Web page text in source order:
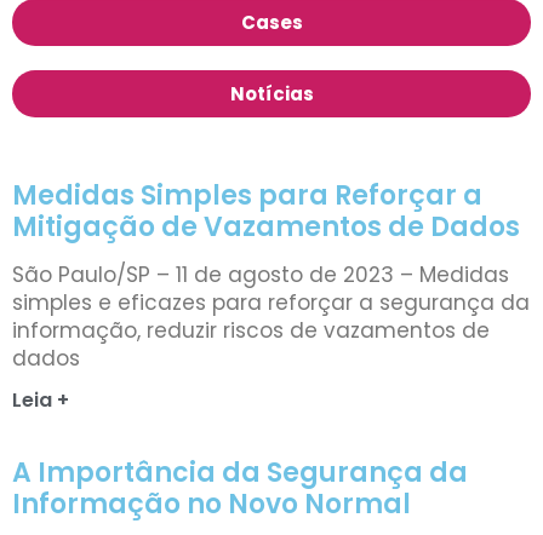
Cases
Notícias
Medidas Simples para Reforçar a
Mitigação de Vazamentos de Dados
São Paulo/SP – 11 de agosto de 2023 – Medidas
simples e eficazes para reforçar a segurança da
informação, reduzir riscos de vazamentos de
dados
Leia +
A Importância da Segurança da
Informação no Novo Normal